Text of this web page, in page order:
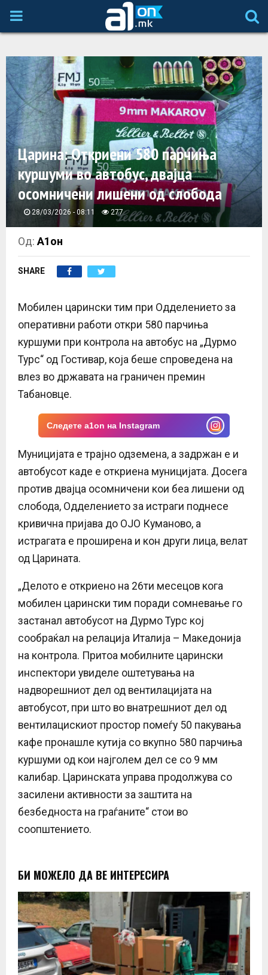
P
I
M
A
R
M
E
N
U
Царина: Oткриени 580 парчиња
куршуми во автобус, двајца
осомничени лишени од слобода
28/03/2026 - 08:11 277
Од:А1он
SHARE
Мобилен царински тим при Одделението за
оперативни работи откри 580 парчиња
куршуми при контрола на автобус на „Дурмо
Турс“ од Гостивар, која беше спроведена на
влез во државата на граничен премин
Табановце.
Следете a1on на Instagram
Муницијата е трајно одземена, а задржан е и
автобусот каде е откриена муницијата. Досега
против двајца осомничени кои беа лишени од
слобода, Одделението за истраги поднесе
кривична пријава до ОЈО Куманово, а
истрагата е проширена и кон други лица, велат
од Царината.
„Делото е откриено на 26ти месецов кога
мобилен царински тим поради сомневање го
застанал автобусот на Дурмо Турс кој
сообраќал на релација Италија – Македонија
на контрола. Притоа мобилните царински
инспектори увиделе оштетувања на
надворешниот дел од вентилацијата на
автобусот, при што во внатрешниот дел од
вентилацискиот простор помеѓу 50 пакувања
кафе пронашле кутија со вкупно 580 парчиња
куршуми од кои најголем дел се со 9 мм
калибар. Царинската управа продолжува со
засилени активности за заштита на
безбедноста на граѓаните“ стои во
соопштението.
БИ МОЖЕЛО ДА ВЕ ИНТЕРЕСИРА